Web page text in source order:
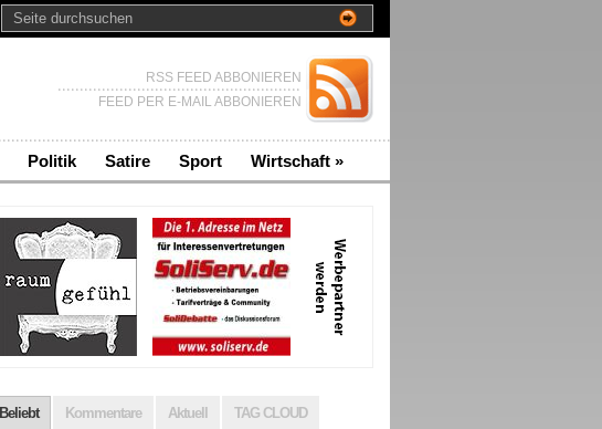
RSS FEED ABBONIEREN
FEED PER E-MAIL ABBONIEREN
Politik Satire Sport Wirtschaft »
Beliebt Kommentare Aktuell TAG CLOUD